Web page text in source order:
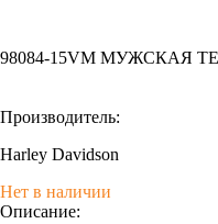
98084-15VM МУЖСКАЯ
Производитель:
Harley Davidson
Нет в наличии
Описание: